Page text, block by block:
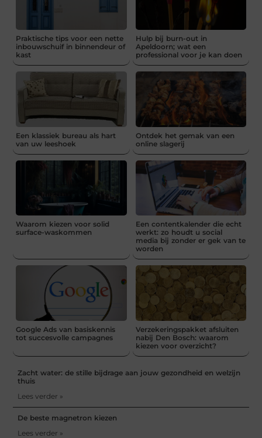
Praktische tips voor een nette
inbouwschuif in binnendeur of
kast
Hulp bij burn-out in
Apeldoorn; wat een
professional voor je kan doen
Een klassiek bureau als hart
van uw leeshoek
Ontdek het gemak van een
online slagerij
Waarom kiezen voor solid
surface-waskommen
Een contentkalender die echt
werkt: zo houdt u social
media bij zonder er gek van te
worden
Google Ads van basiskennis
tot succesvolle campagnes
Verzekeringspakket afsluiten
nabij Den Bosch: waarom
kiezen voor overzicht?
Zacht water: de stille bijdrage aan jouw gezondheid en welzijn
thuis
Lees verder »
De beste magnetron kiezen
Lees verder »